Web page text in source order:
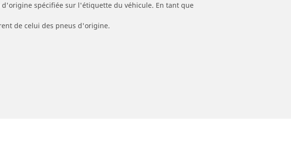
spécifiée sur l'étiquette du véhicule. En tant que
de celui des pneus d'origine.